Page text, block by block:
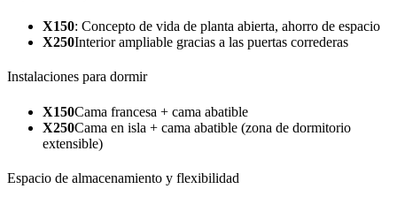
X150: Concepto de vida de planta abierta, ahorro de espacio
X250Interior ampliable gracias a las puertas correderas
Instalaciones para dormir
X150Cama francesa + cama abatible
X250Cama en isla + cama abatible (zona de dormitorio
extensible)
Espacio de almacenamiento y flexibilidad